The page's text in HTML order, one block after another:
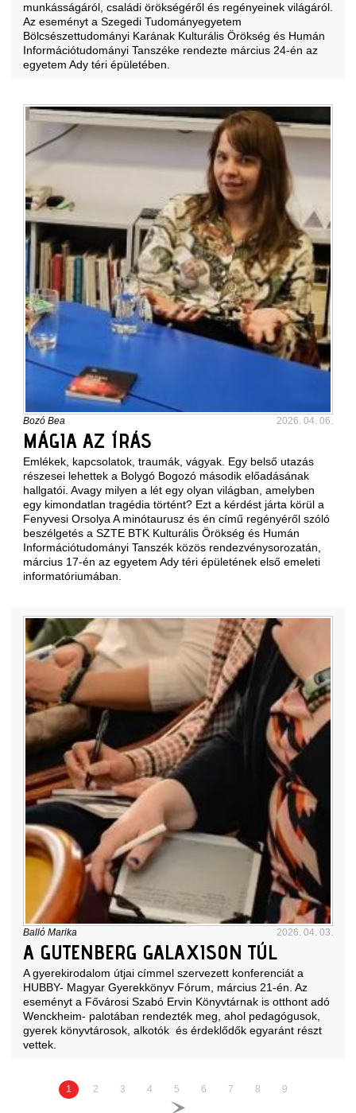
munkásságáról, családi örökségéről és regényeinek világáról.
Az eseményt a Szegedi Tudományegyetem
Bölcsészettudományi Karának Kulturális Örökség és Humán
Információtudományi Tanszéke rendezte március 24-én az
egyetem Ady téri épületében.
Bozó Bea 2026. 04. 06.
MÁGIA AZ ÍRÁS
Emlékek, kapcsolatok, traumák, vágyak. Egy belső utazás
részesei lehettek a Bolygó Bogozó második előadásának
hallgatói. Avagy milyen a lét egy olyan világban, amelyben
egy kimondatlan tragédia történt? Ezt a kérdést járta körül a
Fenyvesi Orsolya A minótaurusz és én című regényéről szóló
beszélgetés a SZTE BTK Kulturális Örökség és Humán
Információtudományi Tanszék közös rendezvénysorozatán,
március 17-én az egyetem Ady téri épületének első emeleti
informatóriumában.
Balló Marika 2026. 04. 03.
A GUTENBERG GALAXISON TÚL
A gyerekirodalom útjai címmel szervezett konferenciát a
HUBBY- Magyar Gyerekkönyv Fórum, március 21-én. Az
eseményt a Fővárosi Szabó Ervin Könyvtárnak is otthont adó
Wenckheim- palotában rendezték meg, ahol pedagógusok,
gyerek könyvtárosok, alkotók és érdeklődők egyaránt részt
vettek.
1 2 3 4 5 6 7 8 9